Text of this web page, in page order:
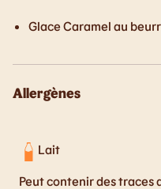
Glace Caramel au
Allergènes
Lait
Peut contenir des traces